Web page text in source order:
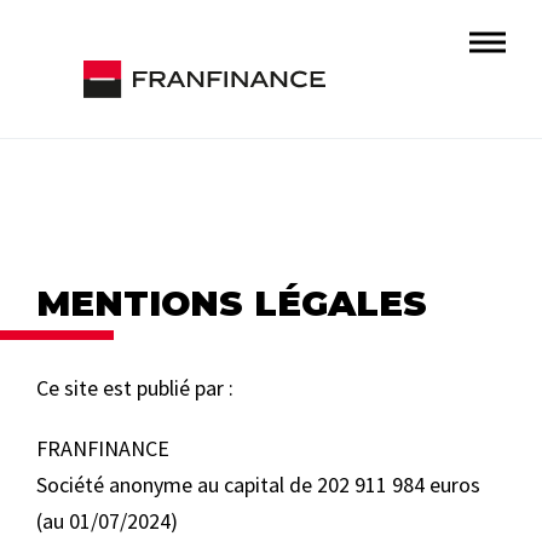
MENTIONS LÉGALES
Ce site est publié par :
FRANFINANCE
Société anonyme au capital de 202 911 984 euros
(au 01/07/2024)